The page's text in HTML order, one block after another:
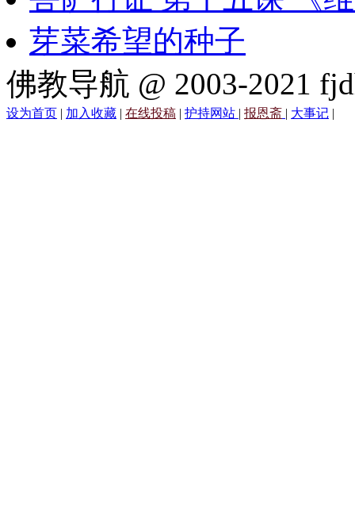
芽菜希望的种子
佛教导航 @ 2003-2021
设为首页 | 加入收藏 | 在线投稿 | 护持网站 | 报恩斋 | 大事记 |